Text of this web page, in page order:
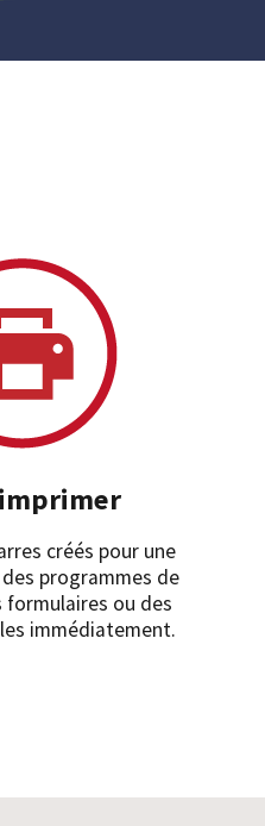
créés pour une
programmes de
ou des
immédiatement.